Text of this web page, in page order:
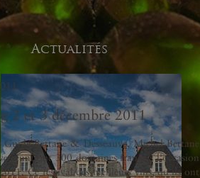
Actualités
2 et 3 décembre 2011
Guide Bettane & Desseauve, Michel Bettane
réuniront 300 domaines français l'occasion
Ce festival des meilleurs vins, qu'ils ont